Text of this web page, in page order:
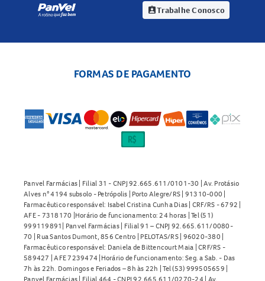
assignment_indTrabalhe Conosco
FORMAS DE PAGAMENTO
Panvel Farmácias | Filial 31 - CNPJ 92.665.611/0101-30 | Av. Protásio
Alves n° 4194 subsolo - Petrópolis | Porto Alegre/RS | 91310-000 |
Farmacêutico responsável: Isabel Cristina Cunha Dias | CRF/RS - 6792 |
AFE - 7318170 |Horário de funcionamento: 24 horas | Tel (51)
999119891| Panvel Farmácias | Filial 91 – CNPJ 92.665.611/0080-
70 | Rua Santos Dumont, 856 Centro | PELOTAS/RS | 96020-380 |
Farmacêutico responsável: Daniela de Bittencourt Maia | CRF/RS -
589427 | AFE 7239474 |Horário de funcionamento: Seg. a Sab. - Das
7h às 22h. Domingos e Feriados – 8h às 22h | Tel (53) 999505659 |
Panvel Farmácias | Filial 464 - CNPJ 92.665.611/0270-24 | Av.